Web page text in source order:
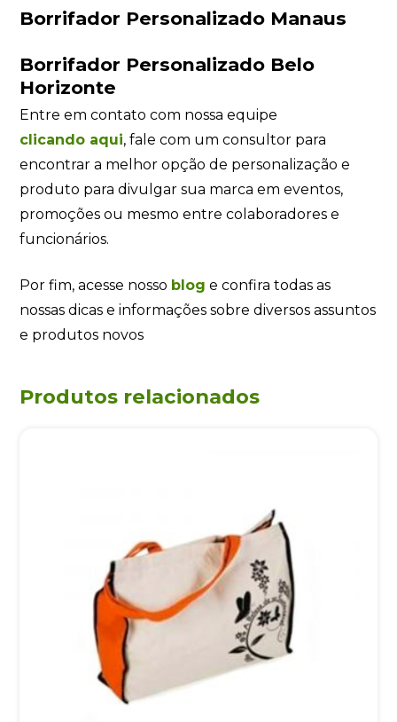
Borrifador Personalizado Manaus
Borrifador Personalizado Belo
Horizonte
Entre em contato com nossa equipe
clicando aqui, fale com um consultor para
encontrar a melhor opção de personalização e
produto para divulgar sua marca em eventos,
promoções ou mesmo entre colaboradores e
funcionários.
Por fim, acesse nosso blog e confira todas as
nossas dicas e informações sobre diversos assuntos
e produtos novos
Produtos relacionados